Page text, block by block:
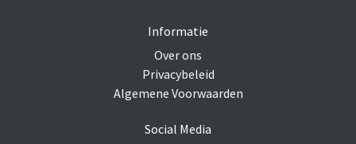
Informatie
Over ons
Privacybeleid
Algemene Voorwaarden
Social Media